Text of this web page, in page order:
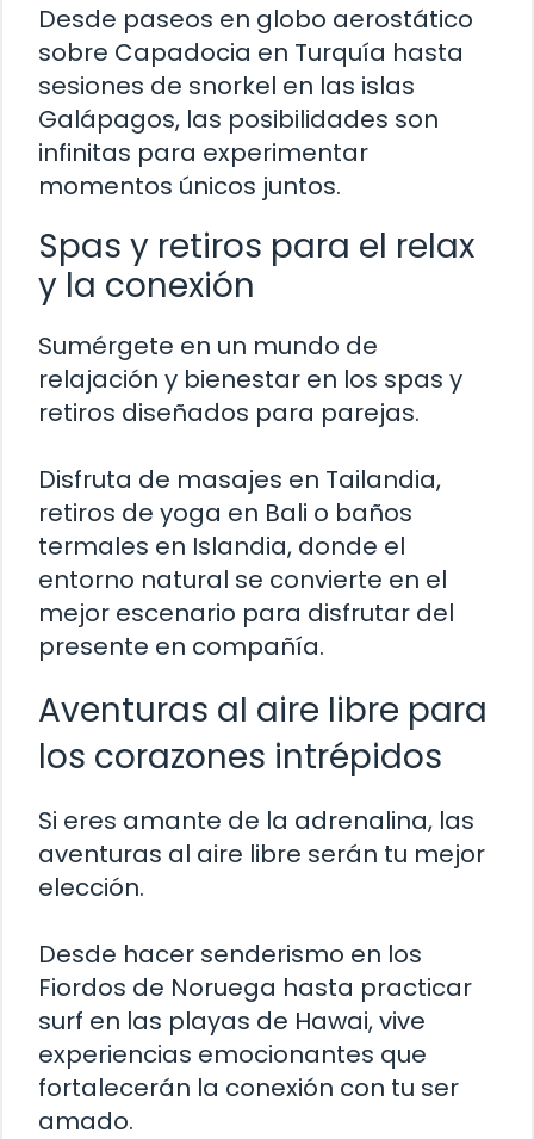
Desde paseos en globo aerostático
sobre Capadocia en Turquía hasta
sesiones de snorkel en las islas
Galápagos, las posibilidades son
infinitas para experimentar
momentos únicos juntos.
Spas y retiros para el relax
y la conexión
Sumérgete en un mundo de
relajación y bienestar en los spas y
retiros diseñados para parejas.
Disfruta de masajes en Tailandia,
retiros de yoga en Bali o baños
termales en Islandia, donde el
entorno natural se convierte en el
mejor escenario para disfrutar del
presente en compañía.
Aventuras al aire libre para
los corazones intrépidos
Si eres amante de la adrenalina, las
aventuras al aire libre serán tu mejor
elección.
Desde hacer senderismo en los
Fiordos de Noruega hasta practicar
surf en las playas de Hawai, vive
experiencias emocionantes que
fortalecerán la conexión con tu ser
amado.